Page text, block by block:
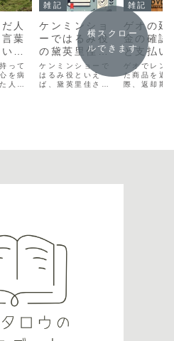
人
葉
ま
って
を病
人を
たり
雑記
ケンミンショ
ーではるみ役
の黛英里佳は
田中圭の奥さ
んと同じ事務
所だった！
ケンミンショーで
はるみ役といえ
ば、黛英里佳さん
奥さんのさくらさ
引退されているの
雑記
ゲオの延
金の確認
と支払い
を解説！
ないため
策も紹介
ゲオでレン
た商品を返
際、返却期
認方法につ
料金の支払
横スクロー
ルできます